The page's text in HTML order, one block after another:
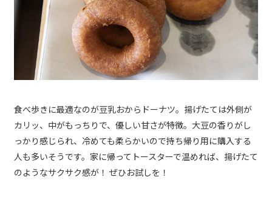
食べ歩きに最適なのが豆乳おからドーナツ。揚げたては外側が
カリッ、中がもっちりで、優しい甘さが特徴。大豆の香りがし
っかり感じられ、冷めても柔らかいので持ち帰り用に購入する
人も多いそうです。家に帰ってトースターで温めれば、揚げたて
のようなサクサク感が！ ぜひお試しを！